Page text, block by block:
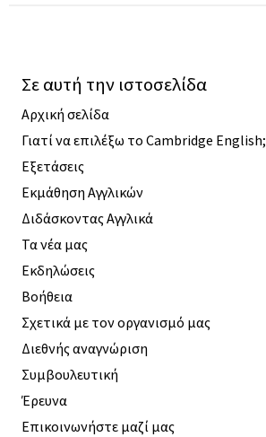
Σε αυτή την ιστοσελίδα
Αρχική σελίδα
Γιατί να επιλέξω το Cambridge English;
Εξετάσεις
Εκμάθηση Αγγλικών
Διδάσκοντας Αγγλικά
Τα νέα μας
Εκδηλώσεις
Βοήθεια
Σχετικά με τον οργανισμό μας
Διεθνής αναγνώριση
Συμβουλευτική
Έρευνα
Επικοινωνήστε μαζί μας